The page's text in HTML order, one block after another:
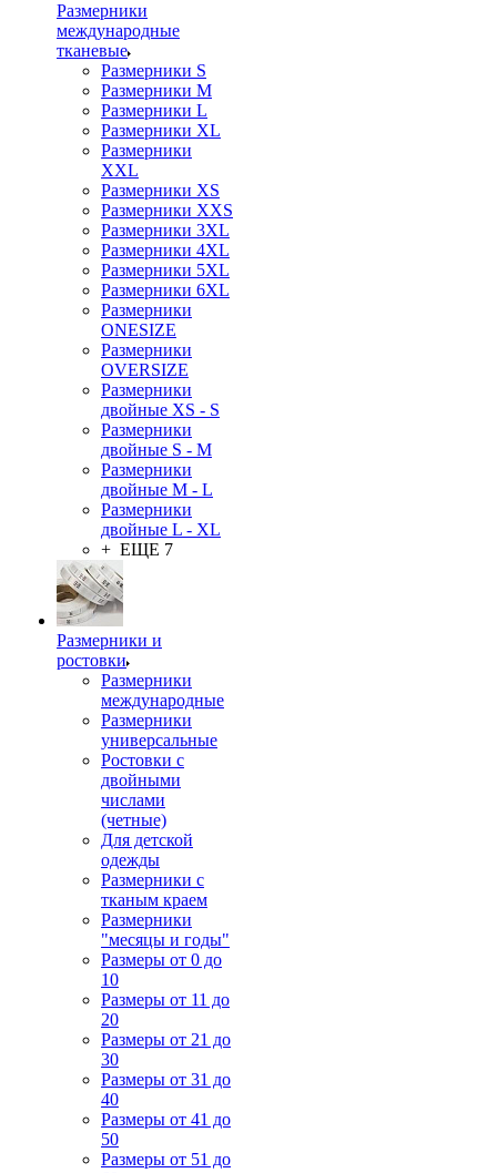
Размерники
международные
тканевые
Размерники S
Размерники M
Размерники L
Размерники XL
Размерники
XXL
Размерники XS
Размерники XXS
Размерники 3XL
Размерники 4XL
Размерники 5XL
Размерники 6XL
Размерники
ONESIZE
Размерники
OVERSIZE
Размерники
двойные XS - S
Размерники
двойные S - M
Размерники
двойные M - L
Размерники
двойные L - XL
+ ЕЩЕ 7
Размерники и
ростовки
Размерники
международные
Размерники
универсальные
Ростовки с
двойными
числами
(четные)
Для детской
одежды
Размерники с
тканым краем
Размерники
"месяцы и годы"
Размеры от 0 до
10
Размеры от 11 до
20
Размеры от 21 до
30
Размеры от 31 до
40
Размеры от 41 до
50
Размеры от 51 до